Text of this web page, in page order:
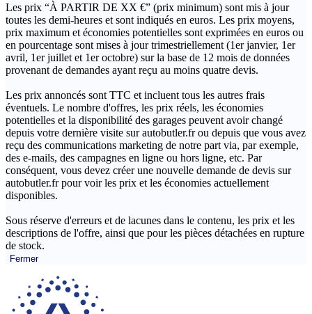
Les prix “À PARTIR DE XX €” (prix minimum) sont mis à jour
toutes les demi-heures et sont indiqués en euros. Les prix moyens,
prix maximum et économies potentielles sont exprimées en euros ou
en pourcentage sont mises à jour trimestriellement (1er janvier, 1er
avril, 1er juillet et 1er octobre) sur la base de 12 mois de données
provenant de demandes ayant reçu au moins quatre devis.
Les prix annoncés sont TTC et incluent tous les autres frais
éventuels. Le nombre d'offres, les prix réels, les économies
potentielles et la disponibilité des garages peuvent avoir changé
depuis votre dernière visite sur autobutler.fr ou depuis que vous avez
reçu des communications marketing de notre part via, par exemple,
des e-mails, des campagnes en ligne ou hors ligne, etc. Par
conséquent, vous devez créer une nouvelle demande de devis sur
autobutler.fr pour voir les prix et les économies actuellement
disponibles.
Sous réserve d'erreurs et de lacunes dans le contenu, les prix et les
descriptions de l'offre, ainsi que pour les pièces détachées en rupture
de stock.
Fermer